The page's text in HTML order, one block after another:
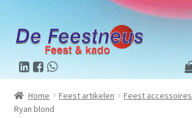
Home Feest artikelen Feest accessoires
Ryan blond